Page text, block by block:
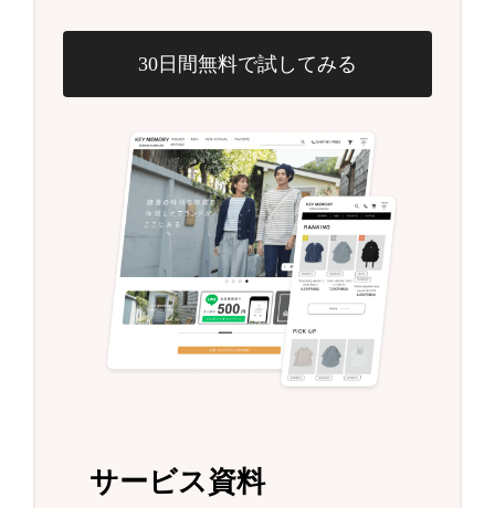
30日間無料で試してみる
サービス資料